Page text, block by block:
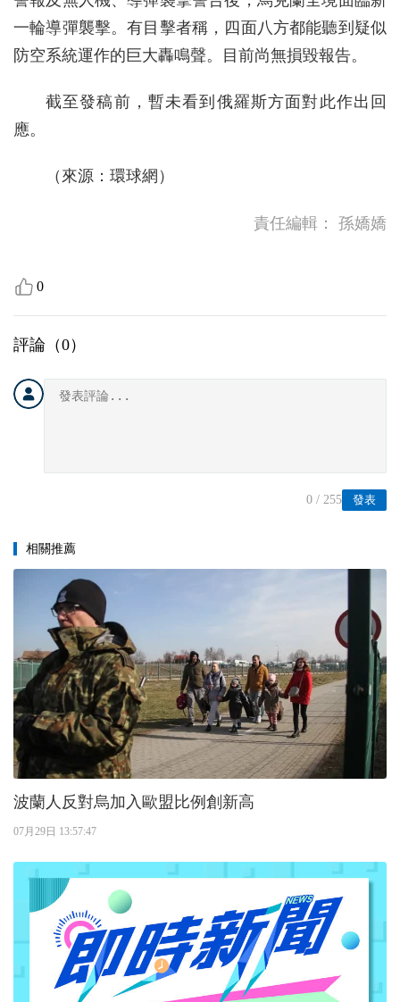
一輪導彈襲擊。有目擊者稱，四面八方都能聽到疑似
防空系統運作的巨大轟鳴聲。目前尚無損毀報告。
截至發稿前，暫未看到俄羅斯方面對此作出回
應。
（來源：環球網）
責任編輯： 孫嬌嬌
0
評論（0）
發表
0 / 255
相關推薦
波蘭人反對烏加入歐盟比例創新高
07月29日 13:57:47